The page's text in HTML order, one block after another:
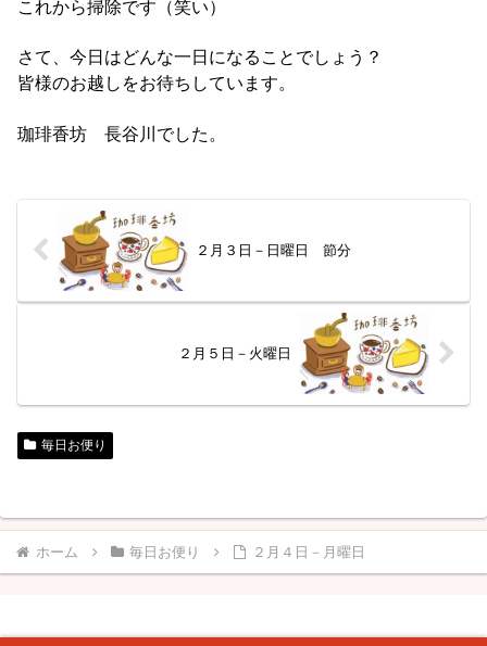
これから掃除です（笑い）
さて、今日はどんな一日になることでしょう？
皆様のお越しをお待ちしています。
珈琲香坊 長谷川でした。
２月３日－日曜日 節分
２月５日－火曜日
毎日お便り
ホーム 毎日お便り ２月４日－月曜日